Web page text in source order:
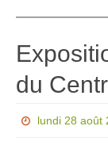
du
lundi 28 août